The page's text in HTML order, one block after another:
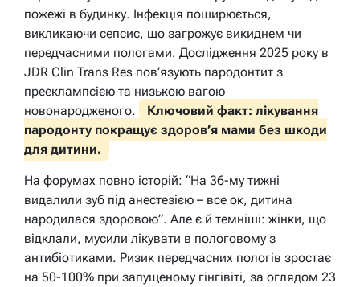
пожежі в будинку. Інфекція поширюється,
викликаючи сепсис, що загрожує викиднем чи
передчасними пологами. Дослідження 2025 року в
JDR Clin Trans Res пов’язують пародонтит з
прееклампсією та низькою вагою
новонародженого.
Ключовий факт: лікування
пародонту покращує здоров’я мами без шкоди
для дитини.
На форумах повно історій: “На 36-му тижні
видалили зуб під анестезією – все ок, дитина
народилася здоровою”. Але є й темніші: жінки, що
відклали, мусили лікувати в пологовому з
антибіотиками. Ризик передчасних пологів зростає
на 50-100% при запущеному гінгівіті, за оглядом 23